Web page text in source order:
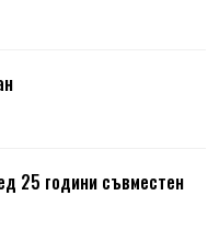
25 години съвместен